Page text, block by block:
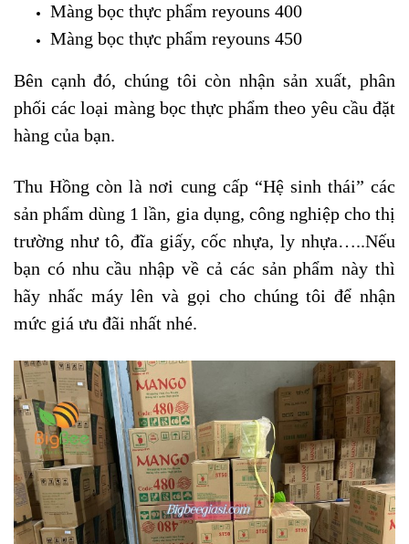
Màng bọc thực phẩm reyouns 400
Màng bọc thực phẩm reyouns 450
Bên cạnh đó, chúng tôi còn nhận sản xuất, phân
phối các loại màng bọc thực phẩm theo yêu cầu đặt
hàng của bạn.
Thu Hồng còn là nơi cung cấp “Hệ sinh thái” các
sản phẩm dùng 1 lần, gia dụng, công nghiệp cho thị
trường như tô, đĩa giấy, cốc nhựa, ly nhựa…..Nếu
bạn có nhu cầu nhập về cả các sản phẩm này thì
hãy nhấc máy lên và gọi cho chúng tôi để nhận
mức giá ưu đãi nhất nhé.